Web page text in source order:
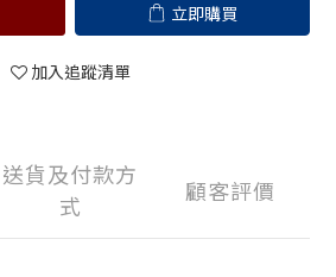
立即購買
加入追蹤清單
送貨及付款方
式
顧客評價